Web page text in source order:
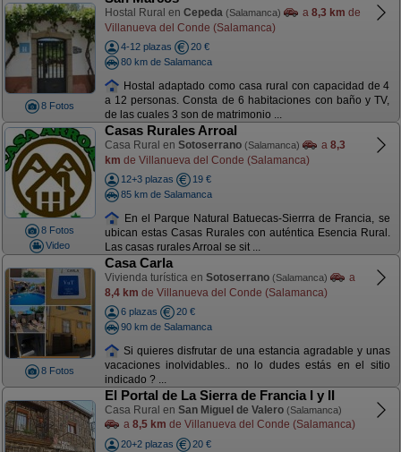
8 Fotos
Hostal Rural en Cepeda (Salamanca) a 8,3 km de
Villanueva del Conde (Salamanca)
4-12 plazas
20 €
80 km de Salamanca
Hostal adaptado como casa rural con capacidad de 4
a 12 personas. Consta de 6 habitaciones con baño y TV,
de las cuales 3 son de matrimonio ...
8 Fotos
Video
Casas Rurales Arroal
Casa Rural en Sotoserrano (Salamanca) a 8,3
km de Villanueva del Conde (Salamanca)
12+3 plazas
19 €
85 km de Salamanca
En el Parque Natural Batuecas-Sierrra de Francia, se
ubican estas Casas Rurales con auténtica Esencia Rural.
Las casas rurales Arroal se sit ...
8 Fotos
Casa Carla
Vivienda turística en Sotoserrano (Salamanca)
a
8,4 km de Villanueva del Conde (Salamanca)
6 plazas
20 €
90 km de Salamanca
Si quieres disfrutar de una estancia agradable y unas
vacaciones inolvidables.. no lo dudes estás en el sitio
indicado ? ...
El Portal de La Sierra de Francia I y II
Casa Rural en San Miguel de Valero (Salamanca)
a 8,5 km de Villanueva del Conde (Salamanca)
20+2 plazas
20 €